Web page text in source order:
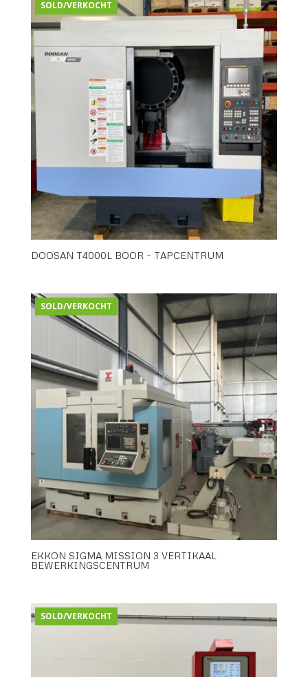
SOLD/VERKOCHT
DOOSAN T4000L BOOR – TAPCENTRUM
SOLD/VERKOCHT
EKKON SIGMA MISSION 3 VERTIKAAL
BEWERKINGSCENTRUM
SOLD/VERKOCHT